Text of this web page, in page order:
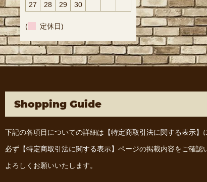
27
28 29 30
( 定休日)
Shopping Guide
下記の各項目についての詳細は 【特定商取引法に関する表示】
必ず 【特定商取引法に関する表示】 ページの掲載内容をご確認
よろしくお願いいたします。